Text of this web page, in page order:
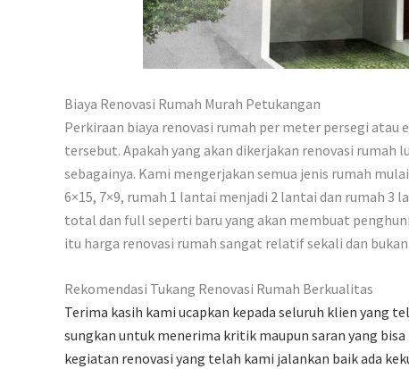
Biaya Renovasi Rumah Murah Petukangan
Perkiraan biaya renovasi rumah per meter persegi atau
tersebut. Apakah yang akan dikerjakan renovasi rumah
sebagainya. Kami mengerjakan semua jenis rumah
6×15, 7×9, rumah 1 lantai menjadi 2 lantai dan rumah 3
total dan full seperti baru yang akan membuat
itu harga renovasi rumah sangat relatif sekali dan
Rekomendasi Tukang Renovasi Rumah Berkualitas
Terima kasih kami ucapkan kepada seluruh klien yang
sungkan untuk menerima kritik maupun saran yang
kegiatan renovasi yang telah kami jalankan baik ada